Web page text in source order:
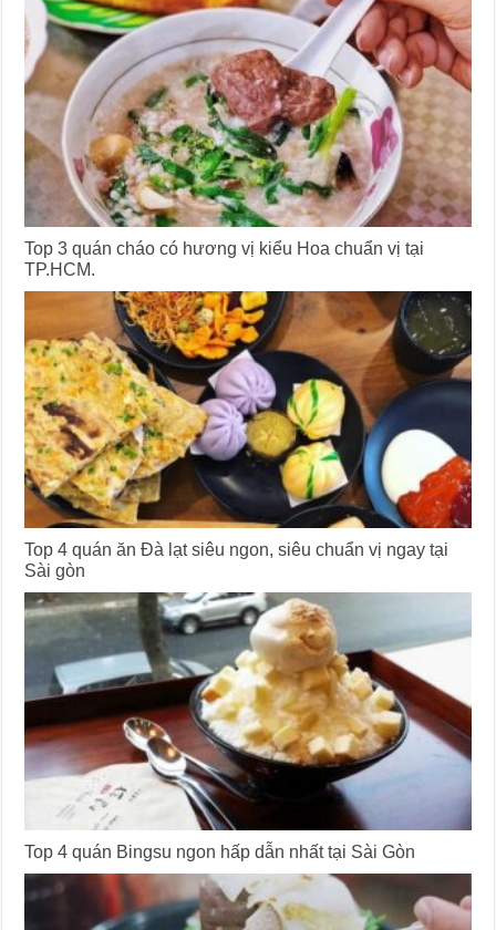
Top 3 quán cháo có hương vị kiểu Hoa chuẩn vị tại
TP.HCM.
Top 4 quán ăn Đà lạt siêu ngon, siêu chuẩn vị ngay tại
Sài gòn
Top 4 quán Bingsu ngon hấp dẫn nhất tại Sài Gòn